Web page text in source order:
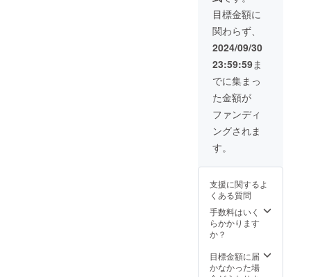
い！
※20歳未
満の方
への酒
供はで
きませ
んので
よろし
くお願
いいた
しま
1月以降
の開催
予定
※詳細は
確定次
第ご連
絡にて
共有し
ます ・
場所：
Rusty
Garage
Oamish
内のイ
ベント
スペー
ス、24
定）
※詳細の
を片手
に美し
い初日
の出と
乾杯し
ません
か？ ・
宿泊可
能日
数：1泊
2日（利
用可能
翌10
お部屋
の概
要：洋
室 ・
台、4寝
室 ・食
援1口あ
たり最
大120本
お届け
しま
す。
2025年
2月以降
にヒア
リング
開始の
予定。
てから
後に出
来上が
りま
す） 全
にして
お渡し
2024年
12月の
自社醸
造所
（Rust
y Nest
Brewer
y）完成
後、自
社醸造
第一弾
となる
IPAと
Nest
Sessio
n IPAを
両方を
お楽し
だける
贅沢な
目標金額に
関わらず、
2024/09/30
23:59:59ま
でに集まっ
た金額が
ファンディ
ングされま
す。
支援に関するよ
くある質問
手数料はいく
らかかります
か？
目標金額に届
かなかった場